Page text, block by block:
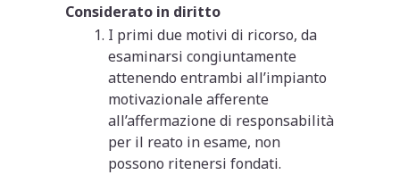
Considerato in diritto
I primi due motivi di ricorso, da
esaminarsi congiuntamente
attenendo entrambi all’impianto
motivazionale afferente
all’affermazione di responsabilità
per il reato in esame, non
possono ritenersi fondati.